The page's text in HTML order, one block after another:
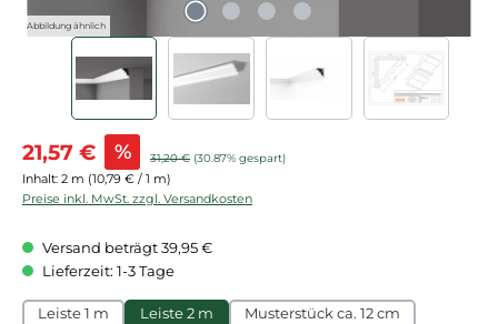
Abbildung ähnlich
Verkaufspreis:
21,57 € % Regulärer Preis:
31,20 € (30.87% gespart)
Inhalt: 2 m (10,79 € / 1 m)
Preise inkl. MwSt. zzgl. Versandkosten
Versand beträgt 39,95 €
Lieferzeit: 1-3 Tage
Leiste 1 m Leiste 2 m Musterstück ca. 12 cm